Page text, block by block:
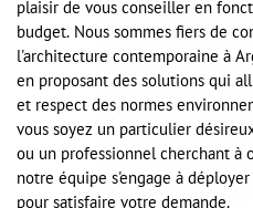
plaisir de vous conseiller en
budget. Nous sommes fiers de
l'architecture contemporaine à
en proposant des solutions qui
et respect des normes
vous soyez un particulier
ou un professionnel cherchant à
notre équipe s'engage à
pour satisfaire votre demande.